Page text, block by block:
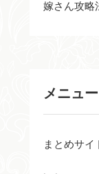
嫁さん攻略
メニュー
まとめサイ